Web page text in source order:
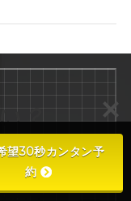
？
望30秒カンタン予
約